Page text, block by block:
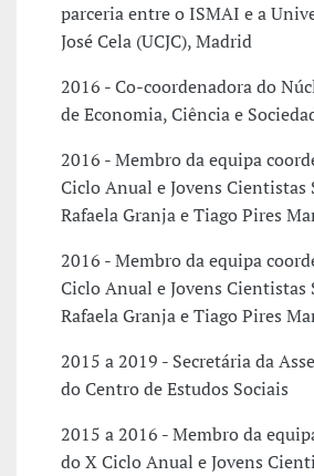
parceria entre o ISMAI e a
José Cela (UCJC), Madrid
2016 - Co-coordenadora do
de Economia, Ciência e
2016 - Membro da equipa
Ciclo Anual e Jovens Cientistas
Rafaela Granja e Tiago Pires
2016 - Membro da equipa
Ciclo Anual e Jovens Cientistas
Rafaela Granja e Tiago Pires
2015 a 2019 - Secretária da
do Centro de Estudos Sociais
2015 a 2016 - Membro da
do X Ciclo Anual e Jovens